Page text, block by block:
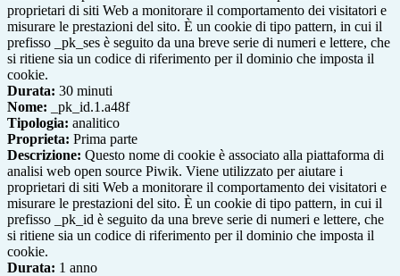
proprietari di siti Web a monitorare il comportamento dei visitatori e
misurare le prestazioni del sito. È un cookie di tipo pattern, in cui il
prefisso _pk_ses è seguito da una breve serie di numeri e lettere, che
si ritiene sia un codice di riferimento per il dominio che imposta il
cookie.
Durata: 30 minuti
Nome: _pk_id.1.a48f
Tipologia: analitico
Proprieta: Prima parte
Descrizione: Questo nome di cookie è associato alla piattaforma di
analisi web open source Piwik. Viene utilizzato per aiutare i
proprietari di siti Web a monitorare il comportamento dei visitatori e
misurare le prestazioni del sito. È un cookie di tipo pattern, in cui il
prefisso _pk_id è seguito da una breve serie di numeri e lettere, che
si ritiene sia un codice di riferimento per il dominio che imposta il
cookie.
Durata: 1 anno